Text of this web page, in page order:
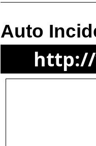
Auto